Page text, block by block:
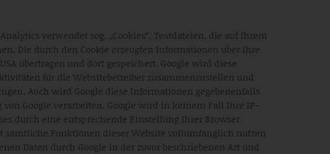
verwendet sog. „Cookies“, Textdateien, die auf Ihrem
Die durch den Cookie erzeugten Informationen über Ihre
übertragen und dort gespeichert. Google wird diese
für die Websitebetreiber zusammenzustellen und
Auch wird Google diese Informationen gegebenenfalls
Google verarbeiten. Google wird in keinem Fall Ihre IP-
durch eine entsprechende Einstellung Ihrer Browser
sämtliche Funktionen dieser Website vollumfänglich nutzen
Daten durch Google in der zuvor beschriebenen Art und